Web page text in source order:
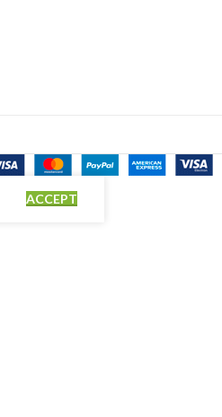
ACCEPT